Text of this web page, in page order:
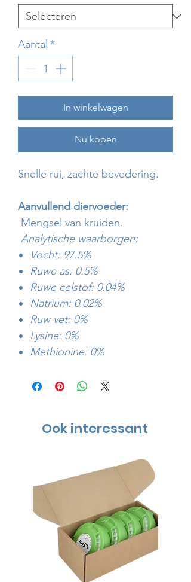
Aantal *
In winkelwagen
Nu kopen
Snelle rui, zachte bevedering.
Aanvullend diervoeder:
Mengsel van kruiden.
Analytische waarborgen:
Vocht: 97.5%
Ruwe as: 0.5%
Ruwe celstof: 0.04%
Natrium: 0.02%
Ruw vet: 0%
Lysine: 0%
Methionine: 0%
Ook interessant